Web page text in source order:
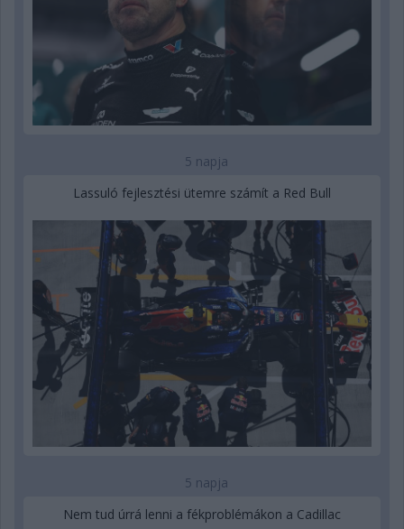
5 napja
Lassuló fejlesztési ütemre számít a Red Bull
5 napja
Nem tud úrrá lenni a fékproblémákon a Cadillac